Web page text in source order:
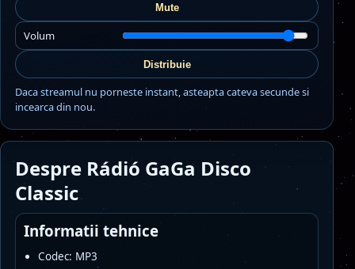
Mute
Volum
Distribuie
Daca streamul nu porneste instant, asteapta cateva secunde si
incearca din nou.
Despre Rádió GaGa Disco
Classic
Informatii tehnice
Codec: MP3